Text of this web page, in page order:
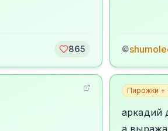
865 ©
Пирожки +
аркадий
а